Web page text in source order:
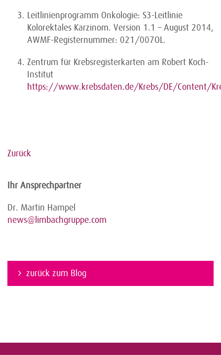
Leitlinienprogramm Onkologie: S3-Leitlinie
Kolorektales Karzinom. Version 1.1 – August 2014,
AWMF-Registernummer: 021/007OL.
Zentrum für Krebsregisterkarten am Robert Koch-
Institut
https://www.krebsdaten.de/Krebs/DE/Content/
Zurück
Ihr Ansprechpartner
Dr. Martin Hampel
news@limbachgruppe.com
zurück zum Blog